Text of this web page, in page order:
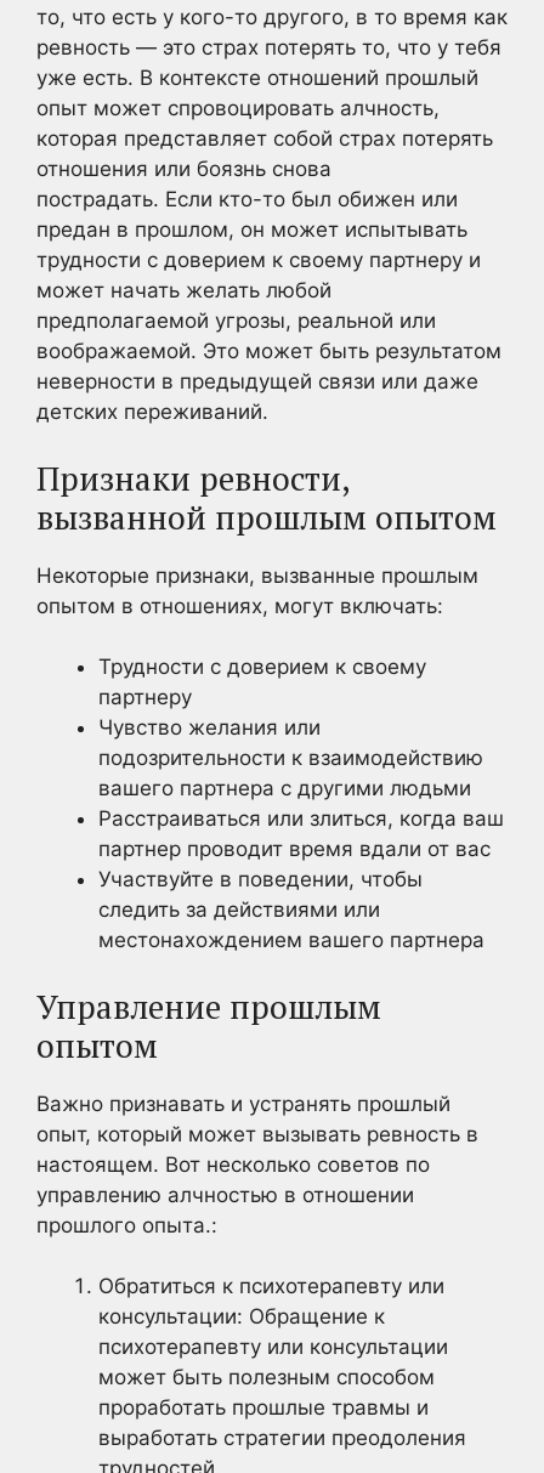
то, что есть у кого-то другого, в то время как
ревность — это страх потерять то, что у тебя
уже есть. В контексте отношений прошлый
опыт может спровоцировать алчность,
которая представляет собой страх потерять
отношения или боязнь снова
пострадать. Если кто-то был обижен или
предан в прошлом, он может испытывать
трудности с доверием к своему партнеру и
может начать желать любой
предполагаемой угрозы, реальной или
воображаемой. Это может быть результатом
неверности в предыдущей связи или даже
детских переживаний.
Признаки ревности,
вызванной прошлым опытом
Некоторые признаки, вызванные прошлым
опытом в отношениях, могут включать:
Трудности с доверием к своему
партнеру
Чувство желания или
подозрительности к взаимодействию
вашего партнера с другими людьми
Расстраиваться или злиться, когда ваш
партнер проводит время вдали от вас
Участвуйте в поведении, чтобы
следить за действиями или
местонахождением вашего партнера
Управление прошлым
опытом
Важно признавать и устранять прошлый
опыт, который может вызывать ревность в
настоящем. Вот несколько советов по
управлению алчностью в отношении
прошлого опыта.:
Обратиться к психотерапевту или
консультации: Обращение к
психотерапевту или консультации
может быть полезным способом
проработать прошлые травмы и
выработать стратегии преодоления
трудностей.